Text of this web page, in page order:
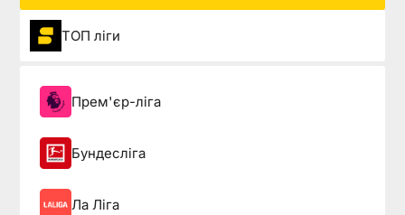
ТОП ліги
Прем'єр-ліга
Бундесліга
Ла Ліга